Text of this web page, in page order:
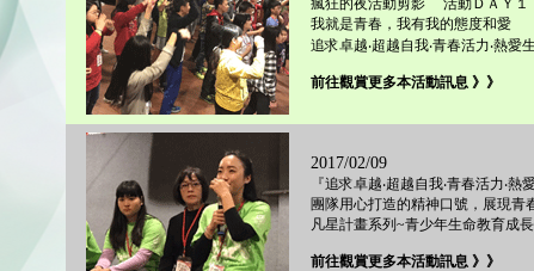
瘋狂的夜活動剪影 活動ＤＡＹ１
我就是青春，我有我的態度和愛
追求卓越‧超越自我‧青春活力‧熱愛
前往觀賞更多本活動訊息 》》
2017/02/09
『追求卓越‧超越自我‧青春活力‧熱
團隊用心打造的精神口號，展現青
凡星計畫系列~青少年生命教育成
前往觀賞更多本活動訊息 》》